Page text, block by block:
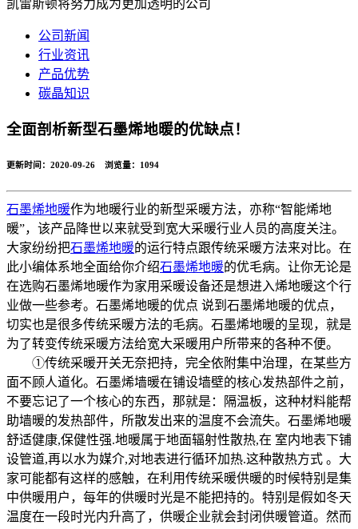
凯雷斯顿将努力成为更加透明的公司
公司新闻
行业资讯
产品优势
碳晶知识
全面剖析新型石墨烯地暖的优缺点！
更新时间：2020-09-26 浏览量： 1094
石墨烯地暖作为地暖行业的新型采暖方法，亦称“智能烯地
暖”，该产品降世以来就受到宽大采暖行业人员的高度关注。
大家纷纷把石墨烯地暖的运行特点跟传统采暖方法来对比。在
此小编体系地全面给你介绍石墨烯地暖的优毛病。让你无论是
在选购石墨烯地暖作为家用采暖设备还是想进入烯地暖这个行
业做一些参考。石墨烯地暖的优点 说到石墨烯地暖的优点，
切实也是很多传统采暖方法的毛病。石墨烯地暖的呈现，就是
为了转变传统采暖方法给宽大采暖用户所带来的各种不便。
①传统采暖开关无奈把持，完全依附集中治理，在某些方
面不顾人道化。石墨烯墙暖在铺设墙壁的核心发热部件之前，
不要忘记了一个核心的东西，那就是：隔温板，这种材料能帮
助墙暖的发热部件，所散发出来的温度不会流失。石墨烯地暖
舒适健康,保健性强.地暖属于地面辐射性散热,在 室内地表下铺
设管道,再以水为媒介,对地表进行循环加热.这种散热方式 。大
家可能都有这样的感触，在利用传统采暖供暖的时候特别是集
中供暖用户，每年的供暖时光是不能把持的。特别是假如冬天
温度在一段时光内升高了，供暖企业就会封闭供暖管道。然而